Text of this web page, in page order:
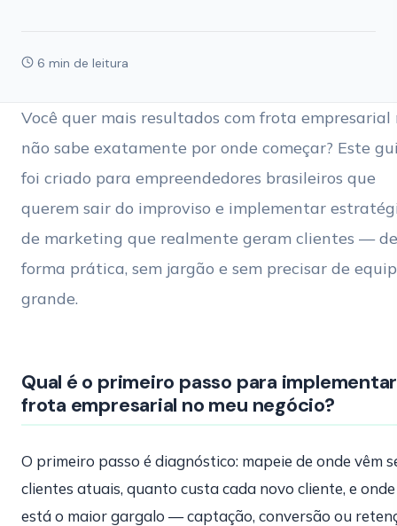
6 min de leitura
Você quer mais resultados com frota empresarial
não sabe exatamente por onde começar? Este
foi criado para empreendedores brasileiros que
querem sair do improviso e implementar
de marketing que realmente geram clientes — de
forma prática, sem jargão e sem precisar de
grande.
Qual é o primeiro passo para implementar
frota empresarial no meu negócio?
O primeiro passo é diagnóstico: mapeie de onde vêm
clientes atuais, quanto custa cada novo cliente, e onde
está o maior gargalo — captação, conversão ou